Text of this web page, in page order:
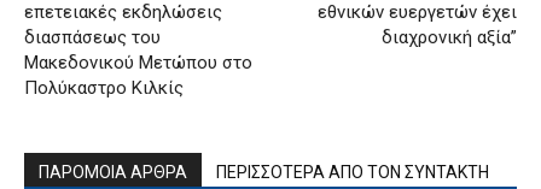
επετειακές εκδηλώσεις
διασπάσεως του
Μακεδονικού Μετώπου στο
Πολύκαστρο Κιλκίς
εθνικών ευεργετών έχει
διαχρονική αξία”
ΠΑΡΟΜΟΙΑ ΑΡΘΡΑ ΠΕΡΙΣΣΟΤΕΡΑ ΑΠΟ ΤΟΝ ΣΥΝΤΑΚΤΗ